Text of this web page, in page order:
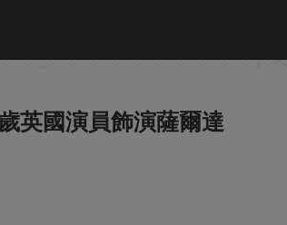
英國演員飾演薩爾達